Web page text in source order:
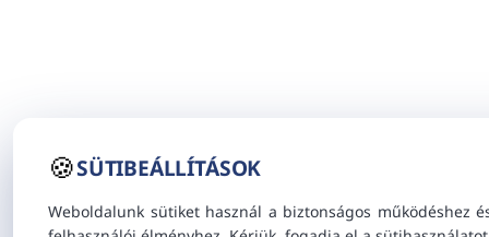
🍪SÜTIBEÁLLÍTÁSOK
Weboldalunk sütiket használ a biztonságos működéshez